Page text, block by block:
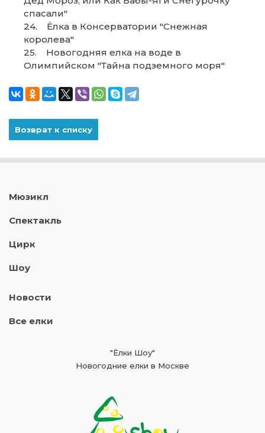
спасали"
24. Ёлка в Консерватории "Снежная
королева"
25. Новогодняя елка на воде в
Олимпийском "Тайна подземного моря"
Возврат к списку
Мюзикл
Спектакль
Цирк
Шоу
Новости
Все елки
"Ёлки Шоу"
Новогодние елки в Москве